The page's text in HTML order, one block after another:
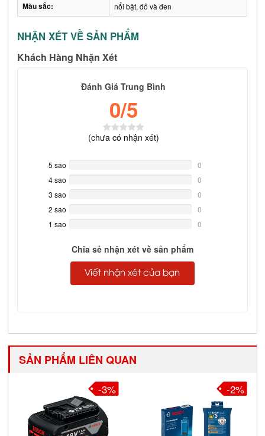
Màu sắc: nổi bật, đỏ và đen
NHẬN XÉT VỀ SẢN PHẨM
Khách Hàng Nhận Xét
Đánh Giá Trung Bình
0/5
(chưa có nhận xét)
5 sao
Complete
0
4 sao
Complete
0
3 sao
Complete
0
2 sao
Complete
0
1 sao
0
Chia sẻ nhận xét về sản phẩm
Viết nhận xét của bạn
SẢN PHẨM LIÊN QUAN
-3% -2%